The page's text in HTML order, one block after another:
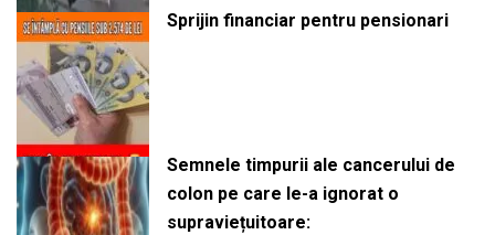
Sprijin financiar pentru pensionari
Semnele timpurii ale cancerului de
colon pe care le-a ignorat o
supraviețuitoare: